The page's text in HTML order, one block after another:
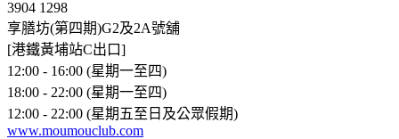
3904 1298
享膳坊(第四期)G2及2A號舖
[港鐵黃埔站C出口]
12:00 - 16:00 (星期一至四)
18:00 - 22:00 (星期一至四)
12:00 - 22:00 (星期五至日及公眾假期)
www.moumouclub.com